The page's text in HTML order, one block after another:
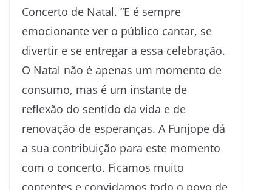
Concerto de Natal. “E é sempre
emocionante ver o público cantar, se
divertir e se entregar a essa celebração.
O Natal não é apenas um momento de
consumo, mas é um instante de
reflexão do sentido da vida e de
renovação de esperanças. A Funjope dá
a sua contribuição para este momento
com o concerto. Ficamos muito
contentes e convidamos todo o povo de